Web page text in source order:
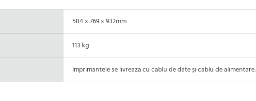
584 x 769 x 932mm
113 kg
Imprimantele se livreaza cu cablu de date și cablu de alimentare.